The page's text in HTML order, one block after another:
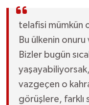
telafisi mümkün
Bu ülkenin
Bizler bugün
vazgeçen o
görüşlere, farklı